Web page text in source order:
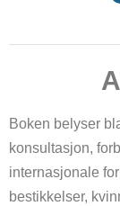
Boken belyser
konsultasjon,
internasjonale
bestikkelser,